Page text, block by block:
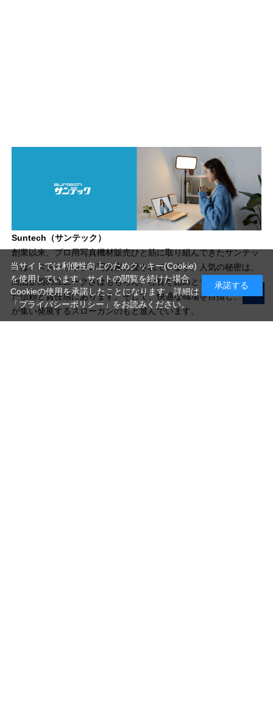
Suntech（サンテック）
創業以来、プロ用写真機材販売ひと筋に取り組んできたサンテッ
クは、スタジオやプロ写真家に愛されています。人気の秘密は、
商品企画のユニークさはもちろん、社長を始めとする社員が築い
た信頼と責任感にあります。そして、快適な職場を目指し、人々
が集い発展するスローガンのもと進んでいます。
当サイトでは利便性向上のためクッキー(Cookie)
を使用しています。サイトの閲覧を続けた場合
Cookieの使用を承諾したことになります。詳細は
「プライバシーポリシー」 をお読みください。
承諾する